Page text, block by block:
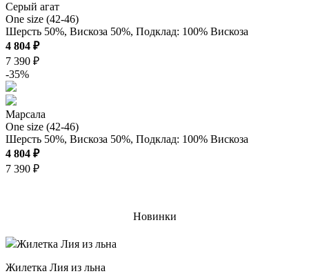
Серый агат
One size (42-46)
Шерсть 50%, Вискоза 50%, Подклад: 100% Вискоза
4 804 ₽
7 390 ₽
-35%
Марсала
One size (42-46)
Шерсть 50%, Вискоза 50%, Подклад: 100% Вискоза
4 804 ₽
7 390 ₽
Новинки
Жилетка Лия из льна